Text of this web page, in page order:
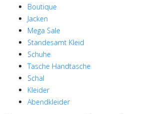
Boutique
Jacken
Mega Sale
Standesamt Kleid
Schuhe
Tasche Handtasche
Schal
Kleider
Abendkleider